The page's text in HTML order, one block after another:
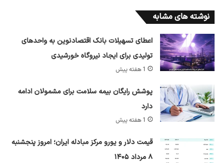
نوشته های مشابه
اعطای تسهیلات بانک اقتصادنوین به واحدهای
تولیدی برای ایجاد نیروگاه خورشیدی
1 هفته پیش
پوشش رایگان بیمه سلامت برای مشمولان ادامه
دارد
1 هفته پیش
قیمت دلار و یورو مرکز مبادله ایران؛ امروز پنجشنبه
۸ مرداد ۱۴۰۵